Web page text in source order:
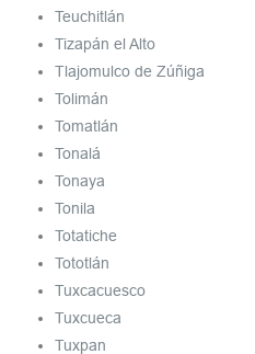
Teuchitlán
Tizapán el Alto
Tlajomulco de Zúñiga
Tolimán
Tomatlán
Tonalá
Tonaya
Tonila
Totatiche
Tototlán
Tuxcacuesco
Tuxcueca
Tuxpan